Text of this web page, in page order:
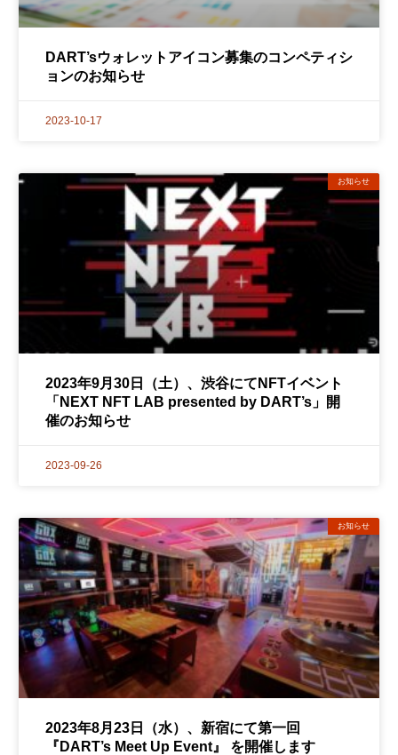
DART’sウォレットアイコン募集のコンペティシ
ョンのお知らせ
2023-10-17
お知らせ
2023年9月30日（土）、渋谷にてNFTイベント
「NEXT NFT LAB presented by DART’s」開
催のお知らせ
2023-09-26
お知らせ
2023年8月23日（水）、新宿にて第一回
『DART’s Meet Up Event』 を開催します